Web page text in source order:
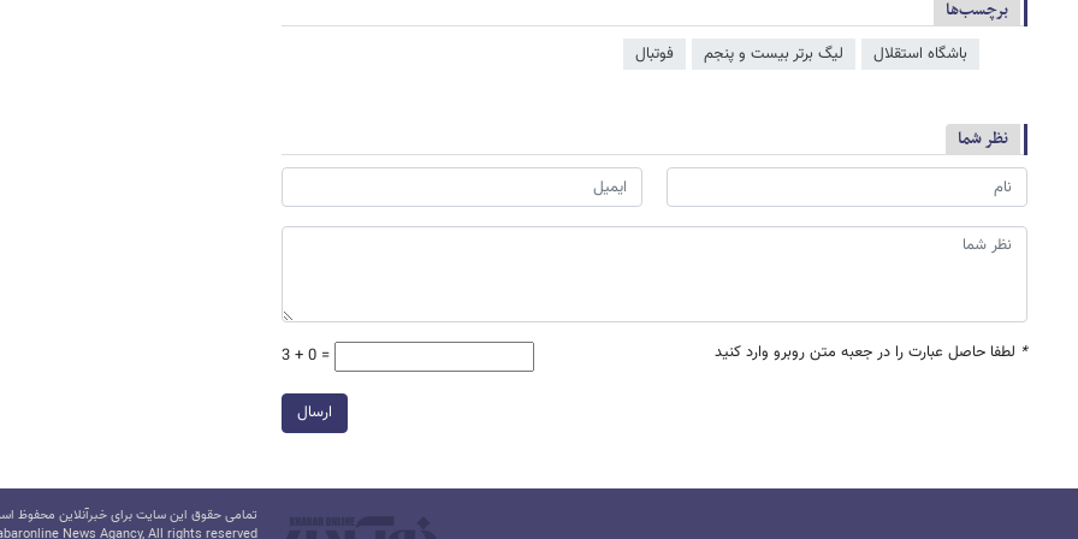
برچسب‌ها
باشگاه استقلال لیگ برتر بیست و پنجم فوتبال
نظر شما
* لطفا حاصل عبارت را در جعبه متن روبرو وارد کنید 3 + 0 =
ارسال
تمامی حقوق این سایت برای خبرآنلاین محفوظ